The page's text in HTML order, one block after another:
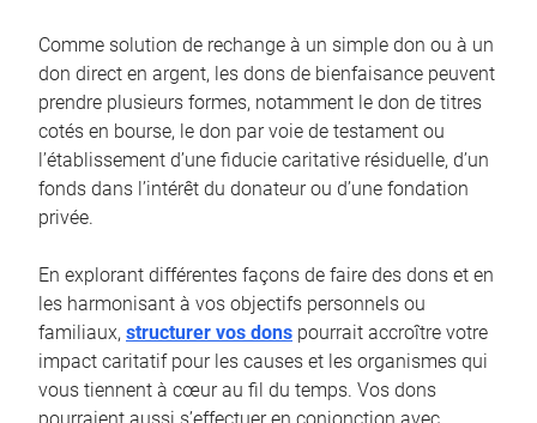
Comme solution de rechange à un simple don ou à un
don direct en argent, les dons de bienfaisance peuvent
prendre plusieurs formes, notamment le don de titres
cotés en bourse, le don par voie de testament ou
l’établissement d’une fiducie caritative résiduelle, d’un
fonds dans l’intérêt du donateur ou d’une fondation
privée.
En explorant différentes façons de faire des dons et en
les harmonisant à vos objectifs personnels ou
familiaux, structurer vos dons pourrait accroître votre
impact caritatif pour les causes et les organismes qui
vous tiennent à cœur au fil du temps. Vos dons
pourraient aussi s’effectuer en conjonction avec